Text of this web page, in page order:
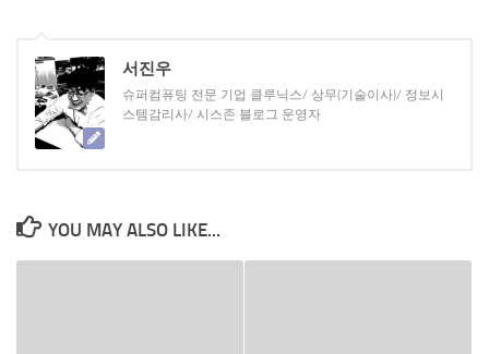
서진우
슈퍼컴퓨팅 전문 기업 클루닉스/ 상무(기술이사)/ 정보시
스템감리사/ 시스존 블로그 운영자
YOU MAY ALSO LIKE...